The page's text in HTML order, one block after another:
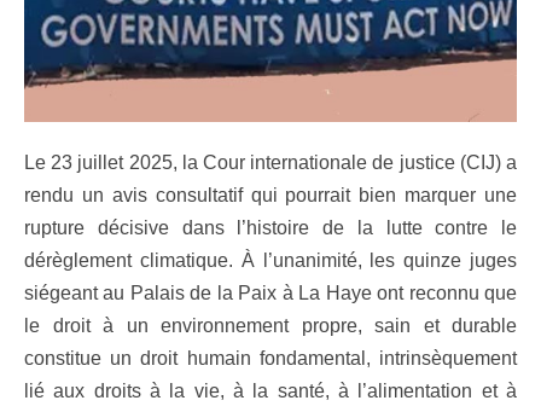
Le 23 juillet 2025, la Cour internationale de justice (CIJ) a
rendu un avis consultatif qui pourrait bien marquer une
rupture décisive dans l’histoire de la lutte contre le
dérèglement climatique. À l’unanimité, les quinze juges
siégeant au Palais de la Paix à La Haye ont reconnu que
le droit à un environnement propre, sain et durable
constitue un droit humain fondamental, intrinsèquement
lié aux droits à la vie, à la santé, à l’alimentation et à